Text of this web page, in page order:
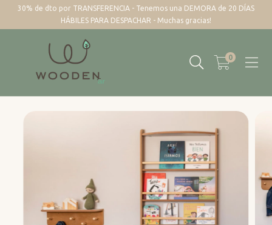
30% de dto por TRANSFERENCIA - Tenemos una DEMORA de 20 DÍAS
HÁBILES PARA DESPACHAR - Muchas gracias!
0